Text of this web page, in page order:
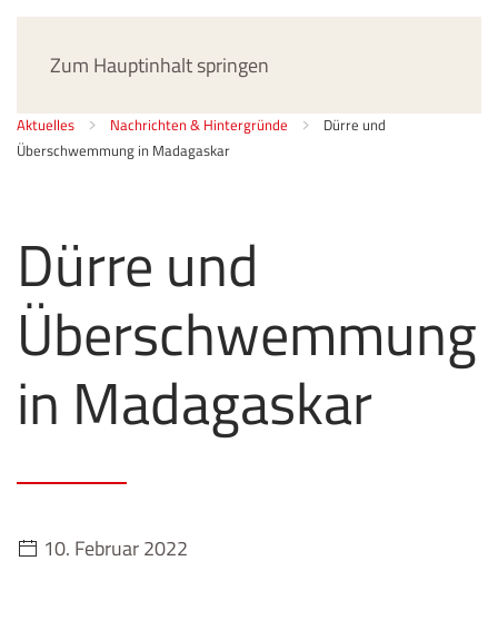
Zum Hauptinhalt springen
Aktuelles Nachrichten & Hintergründe
Dürre und
Überschwemmung in Madagaskar
Dürre und
Überschwemmung
in Madagaskar
10. Februar 2022